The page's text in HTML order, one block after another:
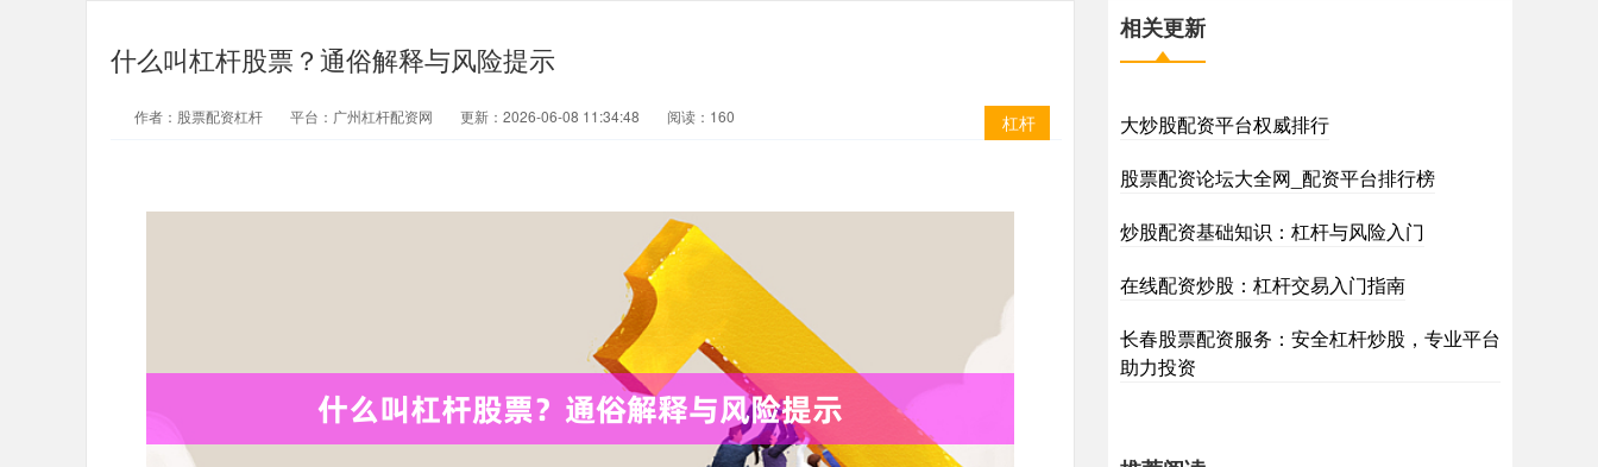
什么叫杠杆股票？通俗解释与风险提示
杠杆
作者：股票配资杠杆 平台：广州杠杆配资网 更新：2026-06-08 11:34:48 阅读：160
相关更新
大炒股配资平台权威排行
股票配资论坛大全网_配资平台排行榜
炒股配资基础知识：杠杆与风险入门
在线配资炒股：杠杆交易入门指南
长春股票配资服务：安全杠杆炒股，专业平台
助力投资